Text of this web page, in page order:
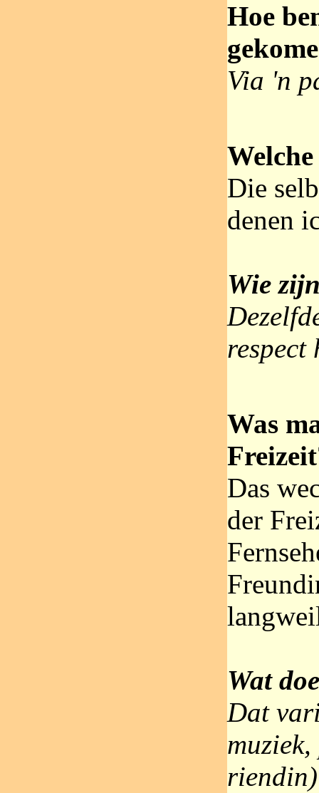
Hoe
Via 'n
Die
denen
Wie
respect
Was
Das
der
Wat
Dat